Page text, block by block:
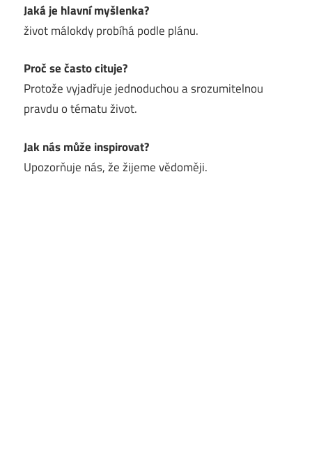
Jaká je hlavní myšlenka?
život málokdy probíhá podle plánu.
Proč se často cituje?
Protože vyjadřuje jednoduchou a srozumitelnou
pravdu o tématu život.
Jak nás může inspirovat?
Upozorňuje nás, že žijeme vědoměji.